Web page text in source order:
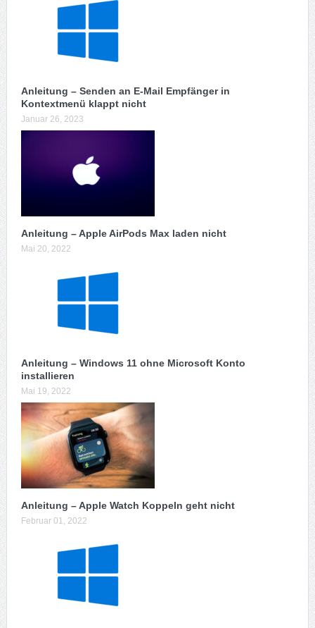
Anleitung – Senden an E-Mail Empfänger in
Kontextmenü klappt nicht
Januar 26, 2023
Anleitung – Apple AirPods Max laden nicht
Mai 20, 2022
Anleitung – Windows 11 ohne Microsoft Konto
installieren
Mai 19, 2022
Anleitung – Apple Watch Koppeln geht nicht
Februar 01, 2022